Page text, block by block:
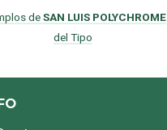
deSAN LUIS POLYCHROME
del Tipo